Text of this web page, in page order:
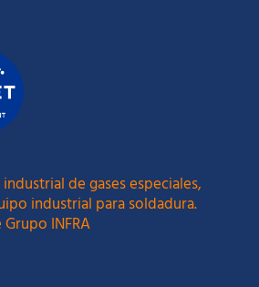
de gases especiales,
industrial para soldadura.
INFRA